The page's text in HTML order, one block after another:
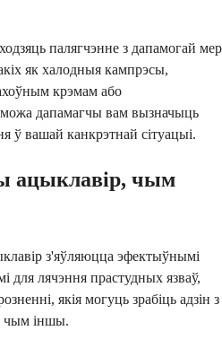
палягчэнне з дапамогай мер
як халодныя кампрэсы,
крэмам або
дапамагчы вам вызначыць
ў вашай канкрэтнай сітуацыі.
ацыклавір, чым
з'яўляюцца эфектыўнымі
для лячэння прастудных язваў,
якія могуць зрабіць адзін з
чым іншы.